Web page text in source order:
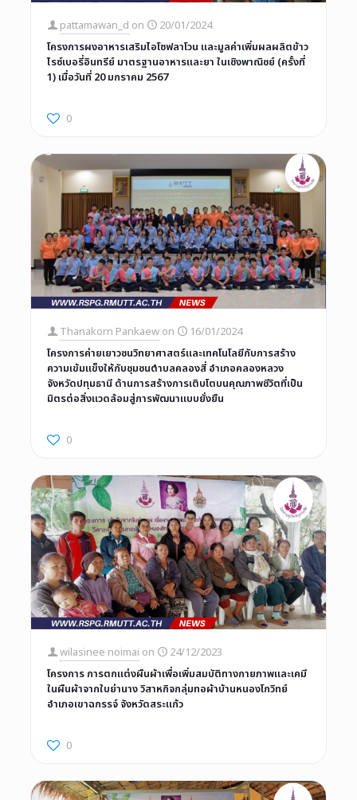
pattamawan_d on
20/01/2024
โครงการผงอาหารเสริมไอโซฟลาโวน และมูลค่าเพิ่มผลผลิตข้าว
ไรซ์เบอรี่อินทรีย์ มาตรฐานอาหารและยา ในเชิงพาณิชย์ (ครั้งที่
1) เมื่อวันที่ 20 มกราคม 2567
0
Thanakorn Pankaew on
16/01/2024
โครงการค่ายเยาวชนวิทยาศาสตร์และเทคโนโลยีกับการสร้าง
ความเข้มแข็งให้กับชุมชนตำบลคลองสี่ อำเภอคลองหลวง
จังหวัดปทุมธานี ด้านการสร้างการเติบโตบนคุณภาพชีวิตที่เป็น
มิตรต่อสิ่งแวดล้อมสู่การพัฒนาแบบยั่งยืน
0
wilasinee noimai on
24/12/2023
โครงการ การตกแต่งผืนผ้าเพื่อเพิ่มสมบัติทางกายภาพและเคมี
ในผืนผ้าจากใบย่านาง วิสาหกิจกลุ่มทอผ้าบ้านหนองโกวิทย์
อำเภอเขาฉกรรจ์ จังหวัดสระแก้ว
0